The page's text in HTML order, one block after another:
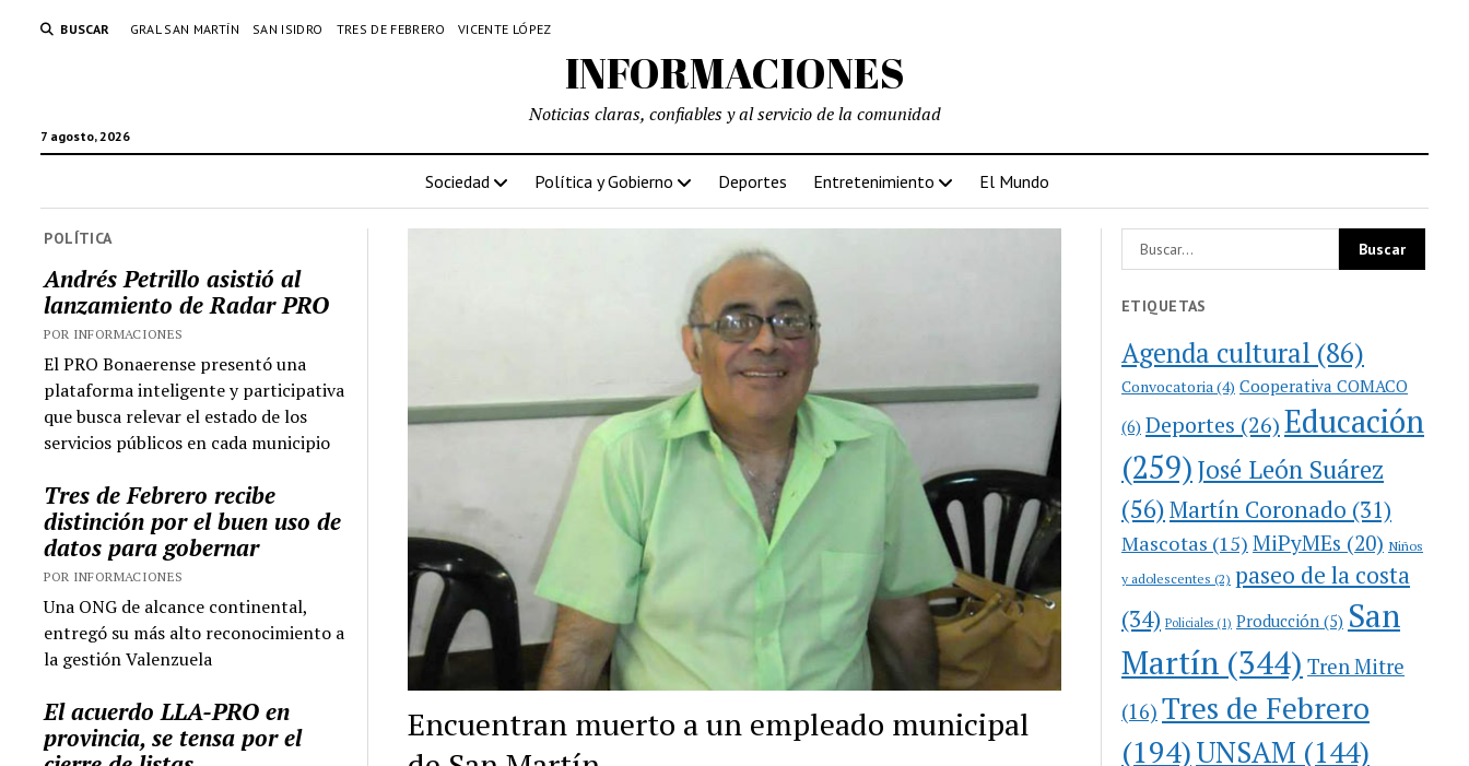
BUSCAR GRAL SAN MARTÍN SAN ISIDRO TRES DE FEBRERO VICENTE LÓPEZ
INFORMACIONES
7 agosto, 2026
Noticias claras, confiables y al servicio de la comunidad
Sociedad Política y Gobierno Deportes Entretenimiento El Mundo
POLÍTICA
Andrés Petrillo asistió al
lanzamiento de Radar PRO
POR INFORMACIONES
El PRO Bonaerense presentó una
plataforma inteligente y participativa
que busca relevar el estado de los
servicios públicos en cada municipio
Tres de Febrero recibe
distinción por el buen uso de
datos para gobernar
POR INFORMACIONES
Una ONG de alcance continental,
entregó su más alto reconocimiento a
la gestión Valenzuela
El acuerdo LLA-PRO en
provincia, se tensa por el
Encuentran muerto a un empleado municipal
ETIQUETAS
Agenda cultural (86)
Convocatoria (4) Cooperativa COMACO
(6) Deportes (26)Educación
(259)José León Suárez
(56)Martín Coronado (31)
Mascotas (15) MiPyMEs (20) Niños
y adolescentes (2) paseo de la costa
(34) Policiales (1) Producción (5) San
Martín (344) Tren Mitre
(16) Tres de Febrero
(194)UNSAM (144)